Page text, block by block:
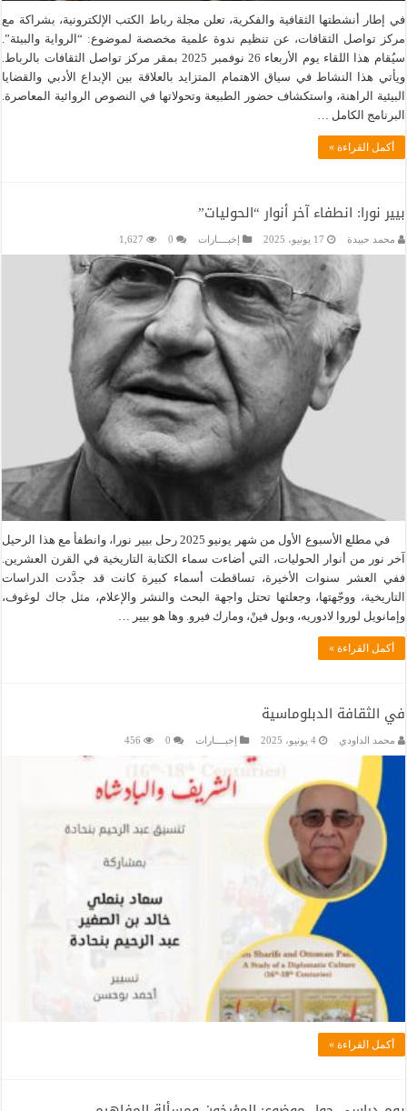
في إطار أنشطتها الثقافية والفكرية، تعلن مجلة رباط الكتب الإلكترونية، بشراكة مع
مركز تواصل الثقافات، عن تنظيم ندوة علمية مخصصة لموضوع: “الرواية والبيئة”.
سيُقام هذا اللقاء يوم الأربعاء 26 نوفمبر 2025 بمقر مركز تواصل الثقافات بالرباط.
ويأتي هذا النشاط في سياق الاهتمام المتزايد بالعلاقة بين الإبداع الأدبي والقضايا
البيئية الراهنة، واستكشاف حضور الطبيعة وتحولاتها في النصوص الروائية المعاصرة.
البرنامج الكامل …
أكمل القراءة »
بيير نورا: انطفاء آخر أنوار “الحوليات”
محمد حبيدة 17 يونيو، 2025 إخبــــارات 0
1,627
في مطلع الأسبوع الأول من شهر يونيو 2025 رحل بيير نورا، وانطفأ مع هذا الرحيل
آخر نور من أنوار الحوليات، التي أضاءت سماء الكتابة التاريخية في القرن العشرين.
ففي العشر سنوات الأخيرة، تساقطت أسماء كبيرة كانت قد جدَّدت الدراسات
التاريخية، ووجّهتها، وجعلتها تحتل واجهة البحث والنشر والإعلام، مثل جاك لوغوف،
وإمانويل لوروا لادوريه، وبول فينْ، ومارك فيرو. وها هو بيير …
أكمل القراءة »
في الثقافة الدبلوماسية
محمد الداودي 4 يونيو، 2025 إخبــــارات 0
456
أكمل القراءة »